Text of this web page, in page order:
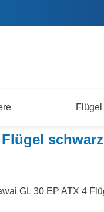
Flügel
4 Serie
Flügel schwarz